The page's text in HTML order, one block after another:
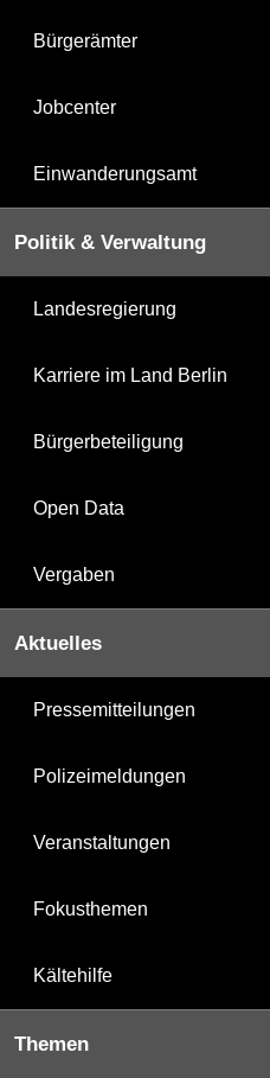
Bürgerämter
Jobcenter
Einwanderungsamt
Politik & Verwaltung
Landesregierung
Karriere im Land Berlin
Bürgerbeteiligung
Open Data
Vergaben
Aktuelles
Pressemitteilungen
Polizeimeldungen
Veranstaltungen
Fokusthemen
Kältehilfe
Themen